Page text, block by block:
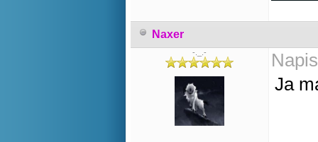
Naxer
-._.-
Ja